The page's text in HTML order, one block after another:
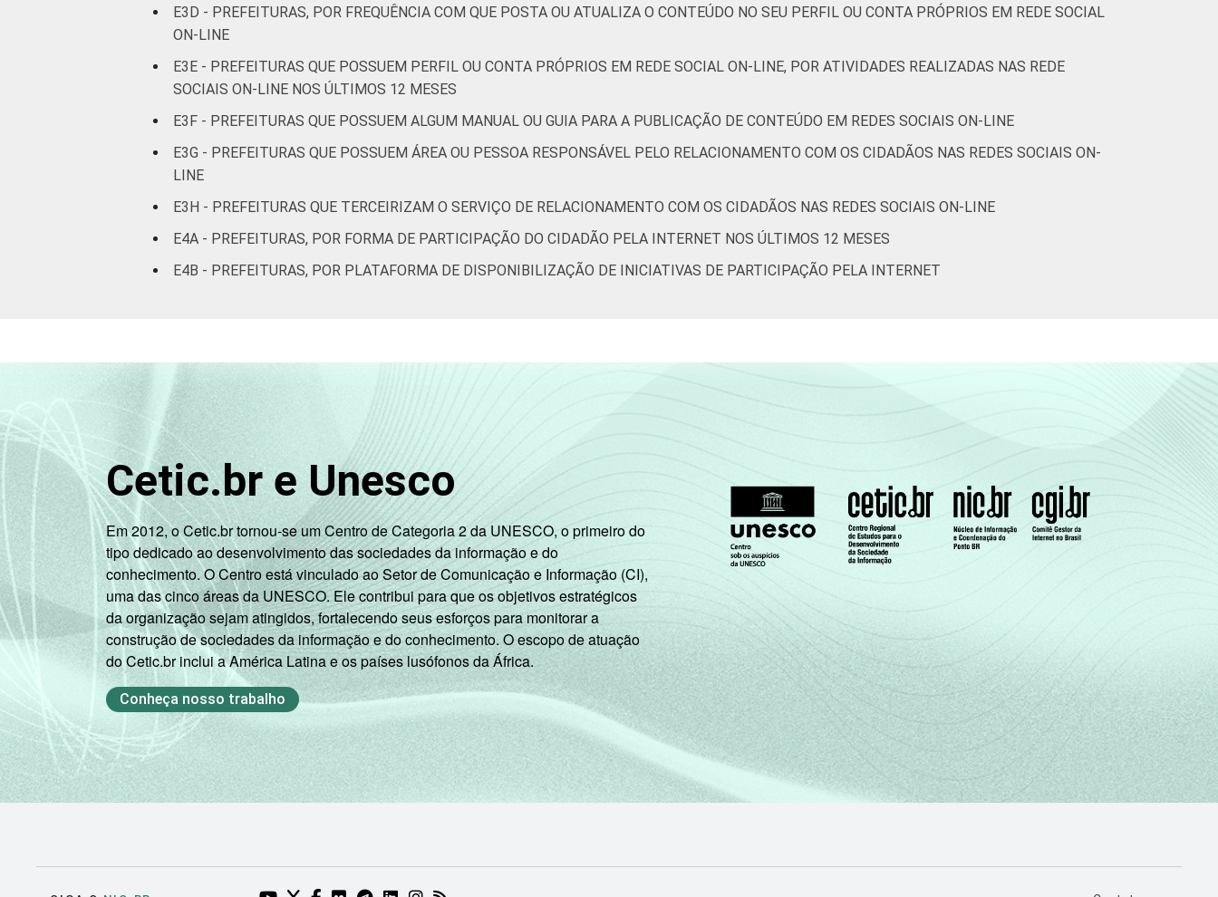
E3D - PREFEITURAS, POR FREQUÊNCIA COM QUE POSTA OU ATUALIZA O CONTEÚDO NO SEU PERFIL OU CONTA PRÓPRIOS EM REDE SOCIAL
ON-LINE
E3E - PREFEITURAS QUE POSSUEM PERFIL OU CONTA PRÓPRIOS EM REDE SOCIAL ON-LINE, POR ATIVIDADES REALIZADAS NAS REDE
SOCIAIS ON-LINE NOS ÚLTIMOS 12 MESES
E3F - PREFEITURAS QUE POSSUEM ALGUM MANUAL OU GUIA PARA A PUBLICAÇÃO DE CONTEÚDO EM REDES SOCIAIS ON-LINE
E3G - PREFEITURAS QUE POSSUEM ÁREA OU PESSOA RESPONSÁVEL PELO RELACIONAMENTO COM OS CIDADÃOS NAS REDES SOCIAIS ON-
LINE
E3H - PREFEITURAS QUE TERCEIRIZAM O SERVIÇO DE RELACIONAMENTO COM OS CIDADÃOS NAS REDES SOCIAIS ON-LINE
E4A - PREFEITURAS, POR FORMA DE PARTICIPAÇÃO DO CIDADÃO PELA INTERNET NOS ÚLTIMOS 12 MESES
E4B - PREFEITURAS, POR PLATAFORMA DE DISPONIBILIZAÇÃO DE INICIATIVAS DE PARTICIPAÇÃO PELA INTERNET
Cetic.br e Unesco
Em 2012, o Cetic.br tornou-se um Centro de Categoria 2 da UNESCO, o primeiro do
tipo dedicado ao desenvolvimento das sociedades da informação e do
conhecimento. O Centro está vinculado ao Setor de Comunicação e Informação (CI),
uma das cinco áreas da UNESCO. Ele contribui para que os objetivos estratégicos
da organização sejam atingidos, fortalecendo seus esforços para monitorar a
construção de sociedades da informação e do conhecimento. O escopo de atuação
do Cetic.br inclui a América Latina e os países lusófonos da África.
Conheça nosso trabalho